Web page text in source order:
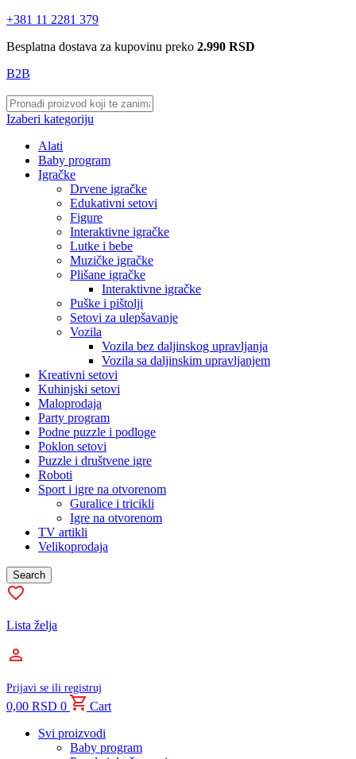
+381 11 2281 379
Besplatna dostava za kupovinu preko 2.990 RSD
B2B
Izaberi kategoriju
Alati
Baby program
Igračke
Drvene igračke
Edukativni setovi
Figure
Interaktivne igračke
Lutke i bebe
Muzičke igračke
Plišane igračke
Interaktivne igračke
Puške i pištolji
Setovi za ulepšavanje
Vozila
Vozila bez daljinskog upravljanja
Vozila sa daljinskim upravljanjem
Kreativni setovi
Kuhinjski setovi
Maloprodaja
Party program
Podne puzzle i podloge
Poklon setovi
Puzzle i društvene igre
Roboti
Sport i igre na otvorenom
Guralice i tricikli
Igre na otvorenom
TV artikli
Velikoprodaja
Search
Lista želja
Prijavi se ili registruj
0,00 RSD 0
Cart
Svi proizvodi
Baby program